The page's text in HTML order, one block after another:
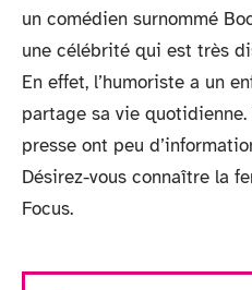
un comédien surnommé
une célébrité qui est très
En effet, l’humoriste a un
partage sa vie
presse ont peu
Désirez-vous connaître la
Focus.